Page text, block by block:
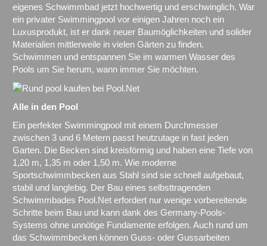
eigenes Schwimmbad jetzt hochwertig und erschwinglich. War
ein privater Swimmingpool vor einigen Jahren noch ein
Luxusprodukt, ist er dank neuer Baumöglichkeiten und solider
Materialien mittlerweile in vielen Gärten zu finden.
Schwimmen und entspannen Sie im warmen Wasser des
Pools um Sie herum, wann immer Sie möchten.
Alle in den Pool
Ein perfekter Swimmingpool mit einem Durchmesser
zwischen 3 und 6 Metern passt heutzutage in fast jeden
Garten. Die Becken sind kreisförmig und haben eine Tiefe von
1,20 m, 1,35 m oder 1,50 m. Wie moderne
Sportschwimmbecken aus Stahl sind sie schnell aufgebaut,
stabil und langlebig. Der Bau eines selbsttragenden
Schwimmbades Pool.Net erfordert nur wenige vorbereitende
Schritte beim Bau und kann dank des Germany-Pools-
Systems ohne unnötige Fundamente erfolgen. Auch rund um
das Schwimmbecken können Guss- oder Gussarbeiten